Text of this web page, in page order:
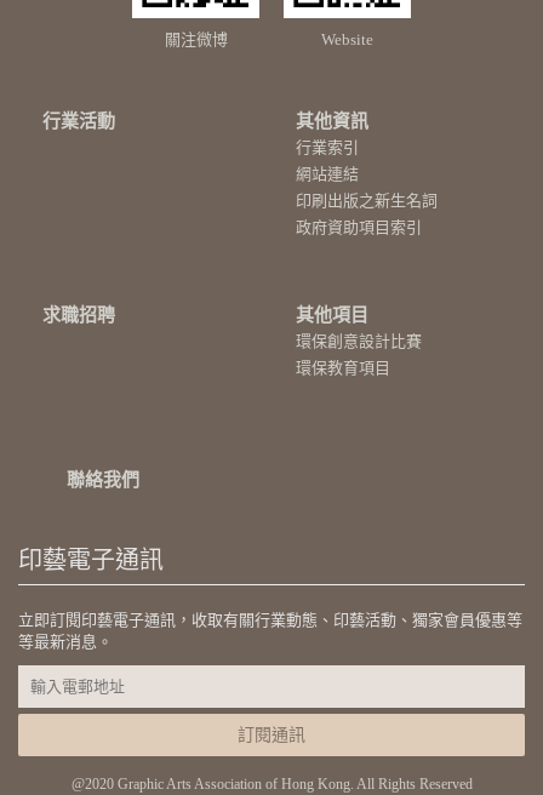
關注微博 Website
行業活動 其他資訊
行業索引
網站連結
印刷出版之新生名詞
政府資助項目索引
求職招聘 其他項目
環保創意設計比賽
環保教育項目
聯絡我們
印藝電子通訊
立即訂閱印藝電子通訊，收取有關行業動態、印藝活動、獨家會員優惠等
等最新消息。
訂閱通訊
@2020 Graphic Arts Association of Hong Kong. All Rights Reserved